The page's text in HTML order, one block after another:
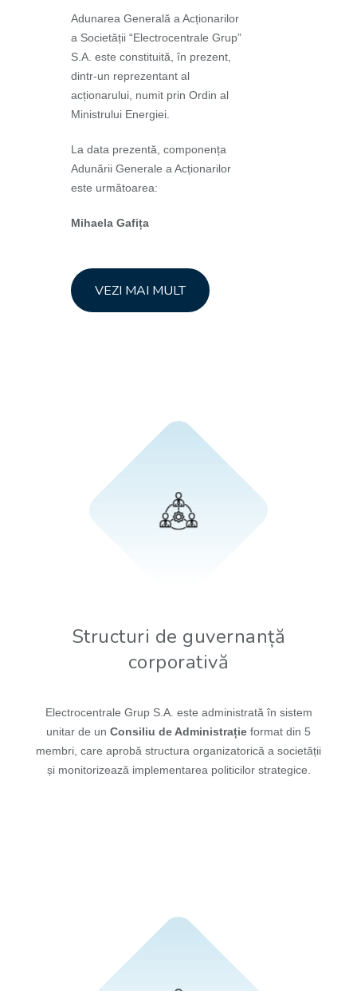
Adunarea Generală a Acționarilor
a Societății “Electrocentrale Grup”
S.A. este constituită, în prezent,
dintr-un reprezentant al
acționarului, numit prin Ordin al
Ministrului Energiei.
La data prezentă, componența
Adunării Generale a Acționarilor
este următoarea:
Mihaela Gafița
VEZI MAI MULT
Structuri de guvernanță
corporativă
Electrocentrale Grup S.A. este administrată în sistem
unitar de un Consiliu de Administrație format din 5
membri, care aprobă structura organizatorică a societății
și monitorizează implementarea politicilor strategice.